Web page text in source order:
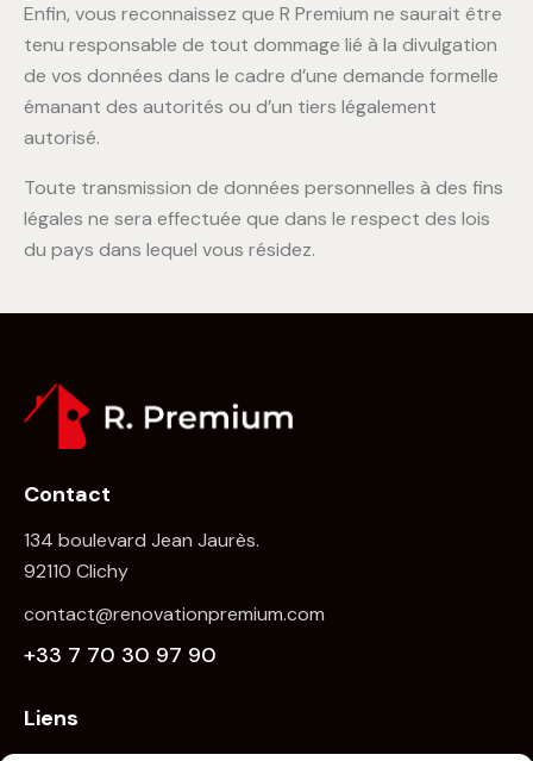
Enfin, vous reconnaissez que R Premium ne saurait être
tenu responsable de tout dommage lié à la divulgation
de vos données dans le cadre d’une demande formelle
émanant des autorités ou d’un tiers légalement
autorisé.
Toute transmission de données personnelles à des fins
légales ne sera effectuée que dans le respect des lois
du pays dans lequel vous résidez.
Contact
134 boulevard Jean Jaurès.
92110 Clichy
contact@renovationpremium.com
+33 7 70 30 97 90
Liens